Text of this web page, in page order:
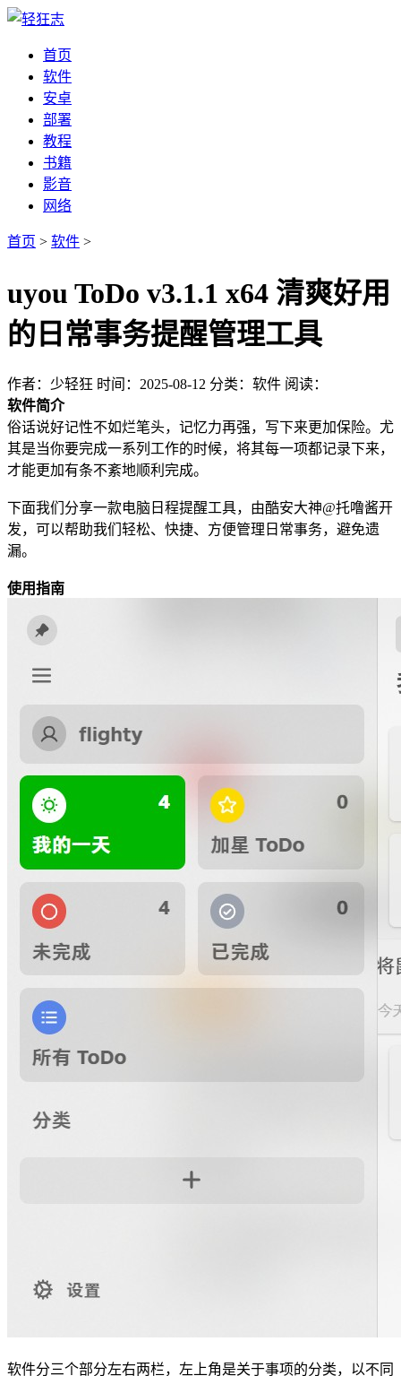
首页
软件
安卓
部署
教程
书籍
影音
网络
首页 > 软件 >
uyou ToDo v3.1.1 x64 清爽好用
的日常事务提醒管理工具
作者：少轻狂 时间：2025-08-12 分类：软件 阅读：
软件简介
俗话说好记性不如烂笔头，记忆力再强，写下来更加保险。尤
其是当你要完成一系列工作的时候，将其每一项都记录下来，
才能更加有条不紊地顺利完成。
下面我们分享一款电脑日程提醒工具，由酷安大神@托噜酱开
发，可以帮助我们轻松、快捷、方便管理日常事务，避免遗
漏。
使用指南
软件分三个部分左右两栏，左上角是关于事项的分类，以不同